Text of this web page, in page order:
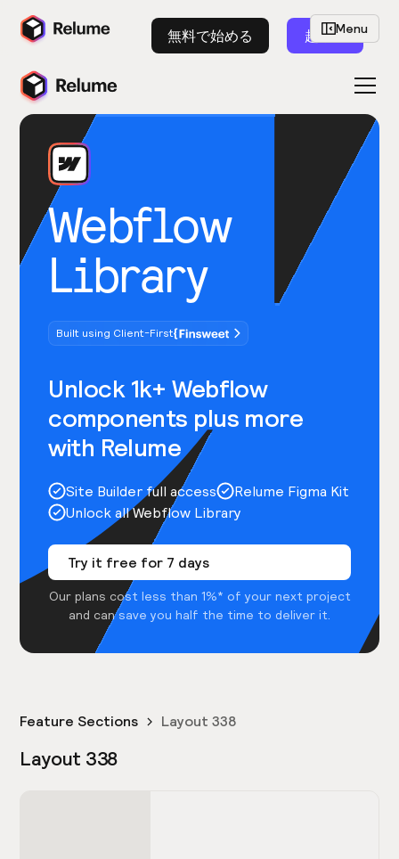
無料で始める 起動
Webflow
Library
Built using Client-First
Unlock 1k+ Webflow
components plus more
with Relume
Site Builder full access
Relume Figma Kit
Unlock all Webflow Library
Try it free for 7 days
Our plans cost less than 1%* of your next project
and can save you half the time to deliver it.
Menu
Feature Sections Layout 338
Layout 338